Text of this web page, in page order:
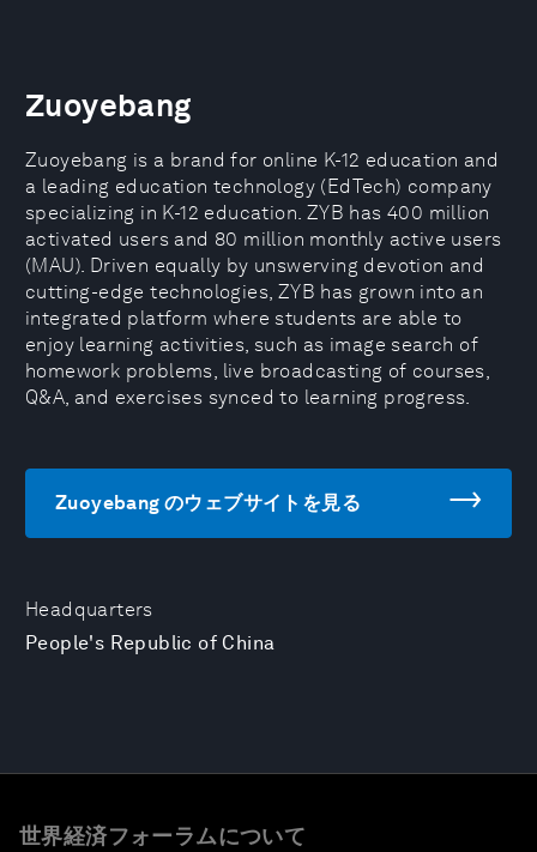
Headquarters
People's Republic of China
Zuoyebang
Zuoyebang is a brand for online K-12 education and
a leading education technology (EdTech) company
specializing in K-12 education. ZYB has 400 million
activated users and 80 million monthly active users
(MAU). Driven equally by unswerving devotion and
cutting-edge technologies, ZYB has grown into an
integrated platform where students are able to
enjoy learning activities, such as image search of
homework problems, live broadcasting of courses,
Q&A, and exercises synced to learning progress.
Zuoyebang のウェブサイトを見る
世界経済フォーラムについて